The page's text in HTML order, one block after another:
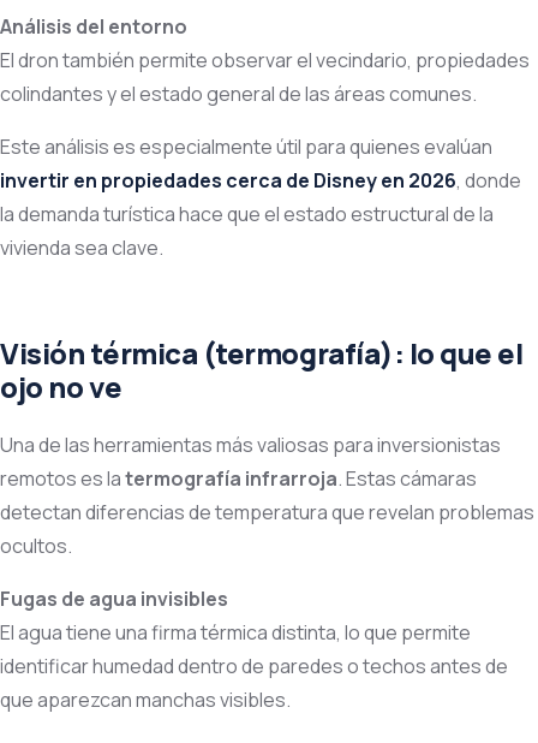
Análisis del entorno
El dron también permite observar el vecindario, propiedades
colindantes y el estado general de las áreas comunes.
Este análisis es especialmente útil para quienes evalúan
invertir en propiedades cerca de Disney en 2026, donde
la demanda turística hace que el estado estructural de la
vivienda sea clave.
Visión térmica (termografía): lo que el
ojo no ve
Una de las herramientas más valiosas para inversionistas
remotos es latermografía infrarroja. Estas cámaras
detectan diferencias de temperatura que revelan problemas
ocultos.
Fugas de agua invisibles
El agua tiene una firma térmica distinta, lo que permite
identificar humedad dentro de paredes o techos antes de
que aparezcan manchas visibles.